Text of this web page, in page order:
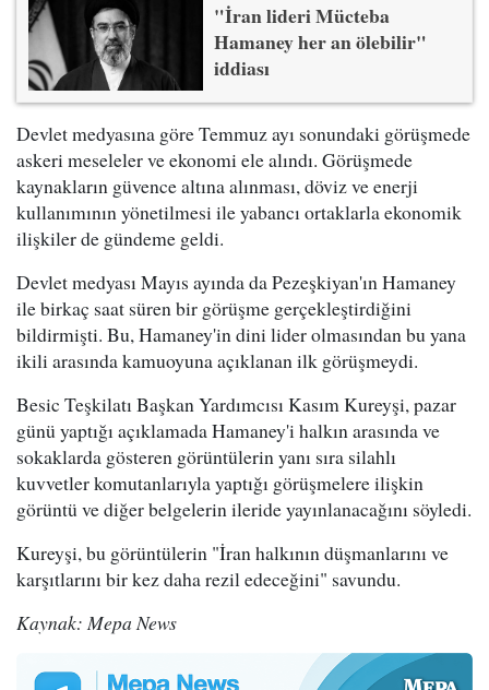
"İran lideri Mücteba
Hamaney her an ölebilir"
iddiası
Devlet medyasına göre Temmuz ayı sonundaki görüşmede
askeri meseleler ve ekonomi ele alındı. Görüşmede
kaynakların güvence altına alınması, döviz ve enerji
kullanımının yönetilmesi ile yabancı ortaklarla ekonomik
ilişkiler de gündeme geldi.
Devlet medyası Mayıs ayında da Pezeşkiyan'ın Hamaney
ile birkaç saat süren bir görüşme gerçekleştirdiğini
bildirmişti. Bu, Hamaney'in dini lider olmasından bu yana
ikili arasında kamuoyuna açıklanan ilk görüşmeydi.
Besic Teşkilatı Başkan Yardımcısı Kasım Kureyşi, pazar
günü yaptığı açıklamada Hamaney'i halkın arasında ve
sokaklarda gösteren görüntülerin yanı sıra silahlı
kuvvetler komutanlarıyla yaptığı görüşmelere ilişkin
görüntü ve diğer belgelerin ileride yayınlanacağını söyledi.
Kureyşi, bu görüntülerin "İran halkının düşmanlarını ve
karşıtlarını bir kez daha rezil edeceğini" savundu.
Kaynak: Mepa News